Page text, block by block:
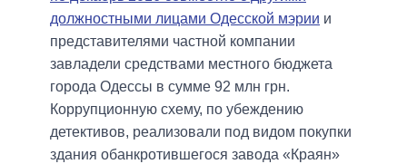
должностными лицами Одесской мэрии и
представителями частной компании
завладели средствами местного бюджета
города Одессы в сумме 92 млн грн.
Коррупционную схему, по убеждению
детективов, реализовали под видом покупки
здания обанкротившегося завода «Краян»